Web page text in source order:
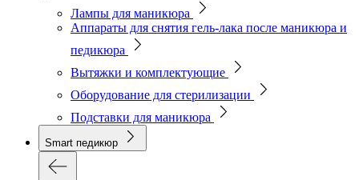
Лампы для маникюра
Аппараты для снятия гель-лака после маникюра и
педикюра
Вытяжки и комплектующие
Оборудование для стерилизации
Подставки для маникюра
Smart педикюр